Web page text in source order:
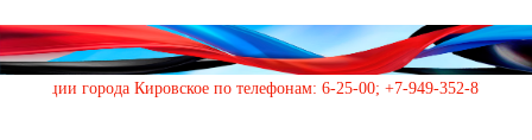
for:
города Кировское по телефонам: 6-25-00; +7-949-352-87-40, 113